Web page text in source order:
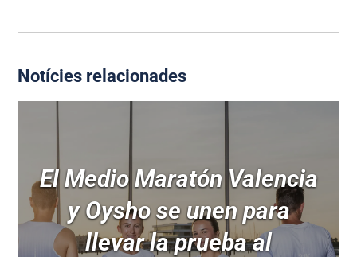
Notícies relacionades
El Medio Maratón Valencia
y Oysho se unen para
llevar la prueba al